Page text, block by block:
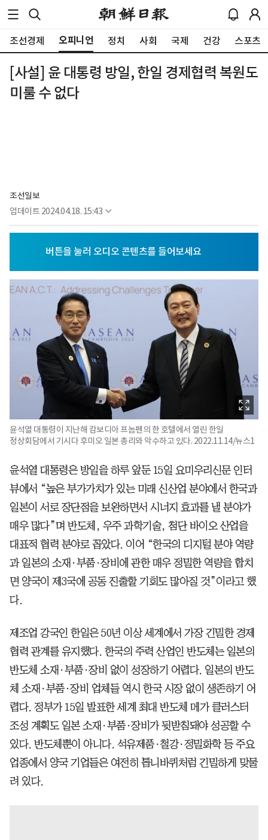
조선경제 오피니언 정치 사회 국제 건강 스포츠
[사설] 윤 대통령 방일, 한일 경제협력 복원도
미룰 수 없다
조선일보
업데이트 2024.04.18. 15:43
윤석열 대통령이 지난해 캄보디아 프놈펜의 한 호텔에서 열린 한일
정상회담에서 기시다 후미오 일본 총리와 악수하고 있다. 2022.11.14/뉴스1
윤석열 대통령은 방일을 하루 앞둔 15일 요미우리신문 인터
뷰에서 “높은 부가가치가 있는 미래 신산업 분야에서 한국과
일본이 서로 장단점을 보완하면서 시너지 효과를 낼 분야가
매우 많다”며 반도체, 우주 과학기술, 첨단 바이오 산업을
대표적 협력 분야로 꼽았다. 이어 “한국의 디지털 분야 역량
과 일본의 소재·부품·장비에 관한 매우 정밀한 역량을 합치
면 양국이 제3국에 공동 진출할 기회도 많아질 것”이라고 했
다.
제조업 강국인 한일은 50년 이상 세계에서 가장 긴밀한 경제
협력 관계를 유지했다. 한국의 주력 산업인 반도체는 일본의
반도체 소재·부품·장비 없이 성장하기 어렵다. 일본의 반도
체 소재·부품·장비 업체들 역시 한국 시장 없이 생존하기 어
렵다. 정부가 15일 발표한 세계 최대 반도체 메가 클러스터
조성 계획도 일본 소재·부품·장비가 뒷받침돼야 성공할 수
있다. 반도체뿐이 아니다. 석유제품·철강·정밀화학 등 주요
업종에서 양국 기업들은 여전히 톱니바퀴처럼 긴밀하게 맞물
려 있다.